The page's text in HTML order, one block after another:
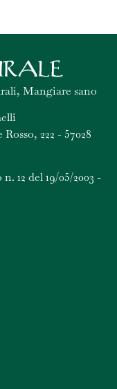
Mangiare sano
222 - 57028
12 del 19/05/2003 -